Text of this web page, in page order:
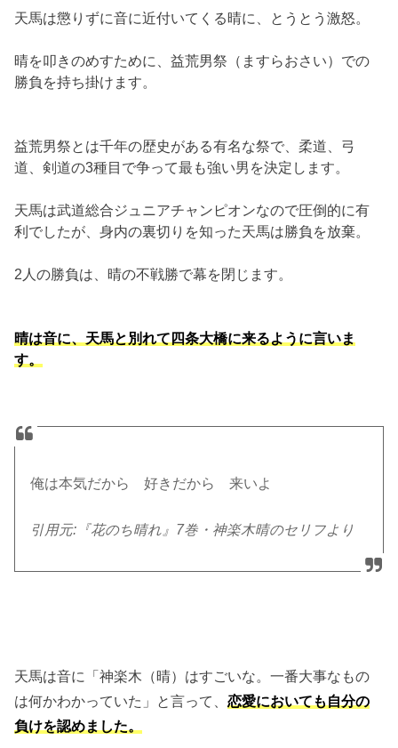
天馬は懲りずに音に近付いてくる晴に、とうとう激怒。
晴を叩きのめすために、益荒男祭（ますらおさい）での
勝負を持ち掛けます。
益荒男祭とは千年の歴史がある有名な祭で、柔道、弓
道、剣道の3種目で争って最も強い男を決定します。
天馬は武道総合ジュニアチャンピオンなので圧倒的に有
利でしたが、身内の裏切りを知った天馬は勝負を放棄。
2人の勝負は、晴の不戦勝で幕を閉じます。
晴は音に、天馬と別れて四条大橋に来るように言いま
す。
俺は本気だから 好きだから 来いよ
引用元:『花のち晴れ』7巻・神楽木晴のセリフより
天馬は音に「神楽木（晴）はすごいな。一番大事なもの
は何かわかっていた」と言って、恋愛においても自分の
負けを認めました。